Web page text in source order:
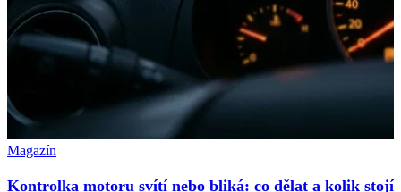
Magazín
Kontrolka motoru svítí nebo bliká: co dělat a kolik stojí